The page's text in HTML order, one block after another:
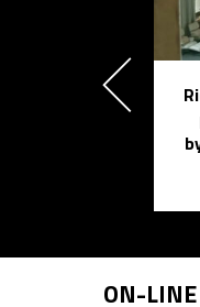
ON-LINE